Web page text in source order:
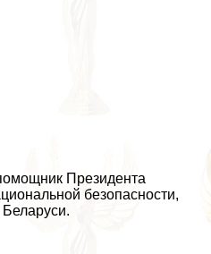
Президента
безопасности,